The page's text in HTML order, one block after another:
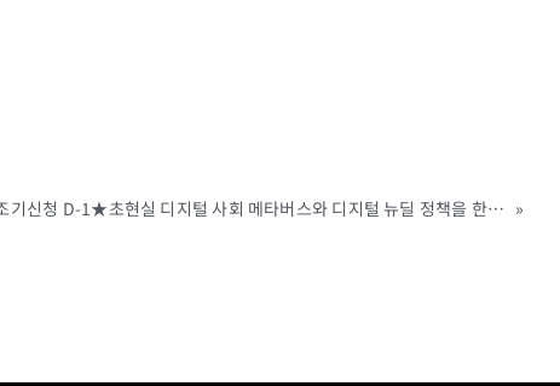
[SVAE 2021 VOL.6] ★조기신청 D-1★초현실 디지털 사회 메타버스와 디지털 뉴딜 정책을 한자리에! SEOUL VR AR EXPO 2021에서 확인하세요!(6.16~18, COEX) »